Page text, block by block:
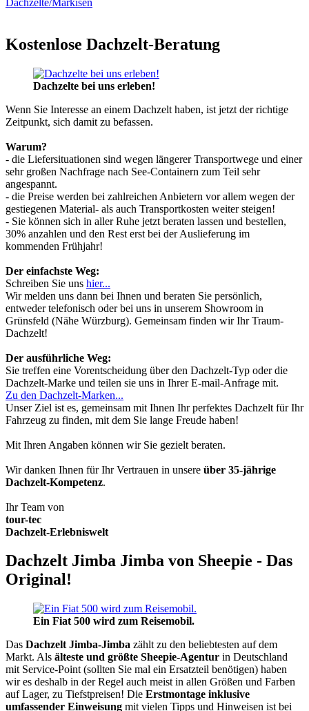
Kostenlose Dachzelt-Beratung
Dachzelte bei uns erleben!
Wenn Sie Interesse an einem Dachzelt haben, ist jetzt der richtige
Zeitpunkt, sich damit zu befassen.
Warum?
- die Liefersituationen sind wegen längerer Transportwege und einer
sehr großen Nachfrage nach See-Containern zum Teil sehr
angespannt.
- die Preise werden bei zahlreichen Anbietern vor allem wegen der
gestiegenen Material- als auch Transportkosten weiter steigen!
- Sie können sich in aller Ruhe jetzt beraten lassen und bestellen,
30% anzahlen und den Rest erst bei der Auslieferung im
kommenden Frühjahr!
Der einfachste Weg:
Schreiben Sie uns hier...
Wir melden uns dann bei Ihnen und beraten Sie persönlich,
entweder telefonisch oder bei uns in unserem Showroom in
Grünsfeld (Nähe Würzburg). Gemeinsam finden wir Ihr Traum-
Dachzelt!
Der ausführliche Weg:
Sie treffen eine Vorentscheidung über den Dachzelt-Typ oder die
Dachzelt-Marke und teilen sie uns in Ihrer E-mail-Anfrage mit.
Zu den Dachzelt-Marken...
Unser Ziel ist es, gemeinsam mit Ihnen Ihr perfektes Dachzelt für Ihr
Fahrzeug zu finden, mit dem Sie lange Freude haben!
Mit Ihren Angaben können wir Sie gezielt beraten.
Wir danken Ihnen für Ihr Vertrauen in unsere über 35-jährige
Dachzelt-Kompetenz.
Ihr Team von
tour-tec
Dachzelt-Erlebniswelt
Dachzelt Jimba Jimba von Sheepie - Das
Original!
Ein Fiat 500 wird zum Reisemobil.
Das Dachzelt Jimba-Jimba zählt zu den beliebtesten auf dem
Markt. Als älteste und größte Sheepie-Agentur in Deutschland
mit Service-Point (sollten Sie mal ein Ersatzteil benötigen) haben
wir es deshalb in der Regel auch meist in allen Größen und Farben
auf Lager, zu Tiefstpreisen! Die Erstmontage inklusive
umfassender Einweisung mit vielen Tipps und Hinweisen ist bei